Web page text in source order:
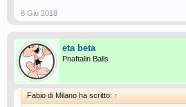
8 Giu 2018
eta beta
Pnaftalin Balls
Fabio di Milano ha scritto: ↑